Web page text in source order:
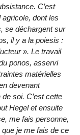
C’est
dont les
se déchargent sur
il y a la poiesis :
». Le travail
ponos, asservi
matérielles
devenant
soi. C’est cette
Hegel et ensuite
me fais personne,
que je me fais de ce